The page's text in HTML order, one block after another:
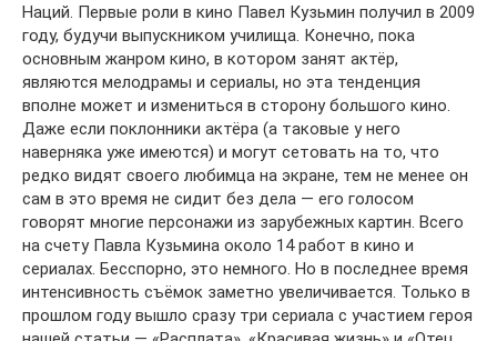
Наций. Первые роли в кино Павел Кузьмин получил в 2009
году, будучи выпускником училища. Конечно, пока
основным жанром кино, в котором занят актёр,
являются мелодрамы и сериалы, но эта тенденция
вполне может и измениться в сторону большого кино.
Даже если поклонники актёра (а таковые у него
наверняка уже имеются) и могут сетовать на то, что
редко видят своего любимца на экране, тем не менее он
сам в это время не сидит без дела — его голосом
говорят многие персонажи из зарубежных картин. Всего
на счету Павла Кузьмина около 14 работ в кино и
сериалах. Бесспорно, это немного. Но в последнее время
интенсивность съёмок заметно увеличивается. Только в
прошлом году вышло сразу три сериала с участием героя